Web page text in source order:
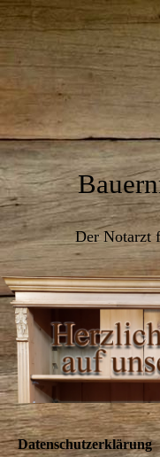
Der Notarzt
Datenschutzerklärung